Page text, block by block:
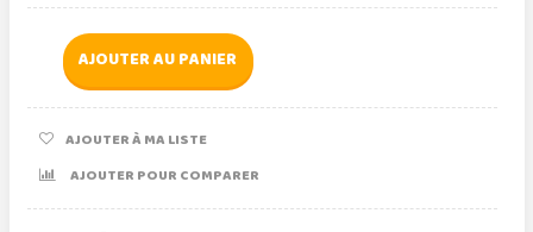
AJOUTER AU PANIER
AJOUTER À MA LISTE
AJOUTER POUR COMPARER